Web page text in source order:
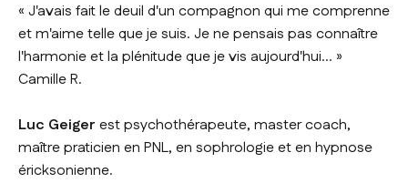
« J'avais fait le deuil d'un compagnon qui me comprenne
et m'aime telle que je suis. Je ne pensais pas connaître
l'harmonie et la plénitude que je vis aujourd'hui... »
Camille R.
Luc Geiger est psychothérapeute, master coach,
maître praticien en PNL, en sophrologie et en hypnose
éricksonienne.